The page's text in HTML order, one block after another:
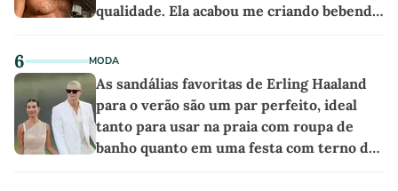
qualidade. Ela acabou me criando bebendo
6 MODA
As sandálias favoritas de Erling Haaland
para o verão são um par perfeito, ideal
tanto para usar na praia com roupa de
banho quanto em uma festa com terno de